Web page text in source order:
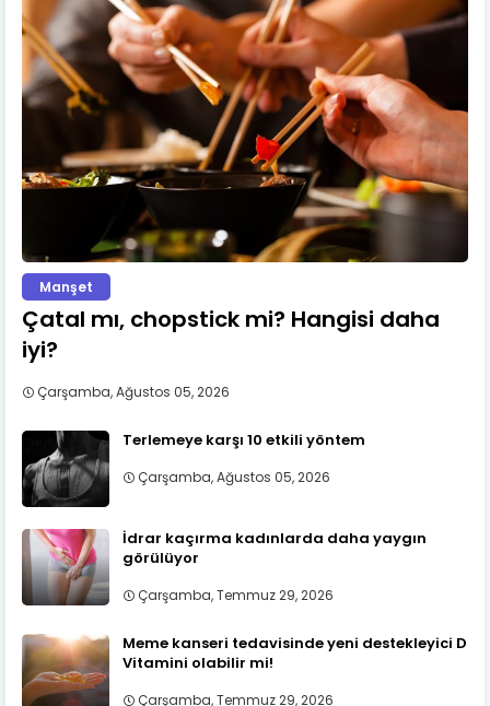
Manşet
Çatal mı, chopstick mi? Hangisi daha
iyi?
Çarşamba, Ağustos 05, 2026
Terlemeye karşı 10 etkili yöntem
Çarşamba, Ağustos 05, 2026
İdrar kaçırma kadınlarda daha yaygın
görülüyor
Çarşamba, Temmuz 29, 2026
Meme kanseri tedavisinde yeni destekleyici D
Vitamini olabilir mi!
Çarşamba, Temmuz 29, 2026